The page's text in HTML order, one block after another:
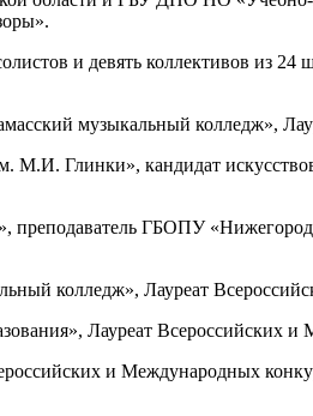
и девять коллективов из
музыкальный колледж»,
Глинки», кандидат
преподаватель ГБОПУ
колледж», Лауреат
Лауреат Всероссийских и
и Международных